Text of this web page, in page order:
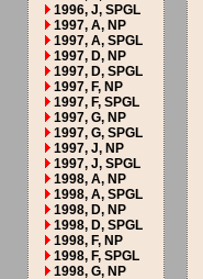
1996, J, SPGL
1997, A, NP
1997, A, SPGL
1997, D, NP
1997, D, SPGL
1997, F, NP
1997, F, SPGL
1997, G, NP
1997, G, SPGL
1997, J, NP
1997, J, SPGL
1998, A, NP
1998, A, SPGL
1998, D, NP
1998, D, SPGL
1998, F, NP
1998, F, SPGL
1998, G, NP